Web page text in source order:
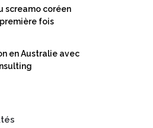
screamo coréen
fois
en Australie avec